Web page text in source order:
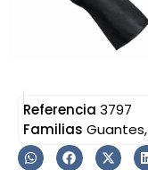
Referencia 3797
Familias Guantes,